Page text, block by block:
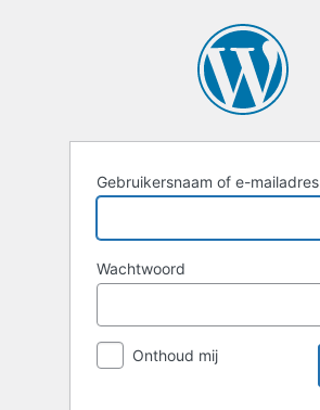
Gebruikersnaam of e-mailadres
Wachtwoord
Onthoud mij